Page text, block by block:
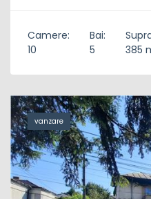
Camere:
10
Bai:
5
385
vanzare